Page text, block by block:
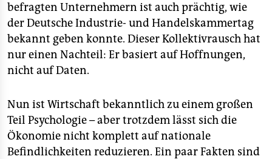
shop
fragen & hilfe
unterstützen
genossenschaft
epaper login
befragten Unternehmern ist auch prächtig, wie
der Deutsche Industrie- und Handelskammertag
bekannt geben konnte. Dieser Kollektivrausch hat
nur einen Nachteil: Er basiert auf Hoffnungen,
nicht auf Daten.
Nun ist Wirtschaft bekanntlich zu einem großen
Teil Psychologie – aber trotzdem lässt sich die
Ökonomie nicht komplett auf nationale
Befindlichkeiten reduzieren. Ein paar Fakten sind